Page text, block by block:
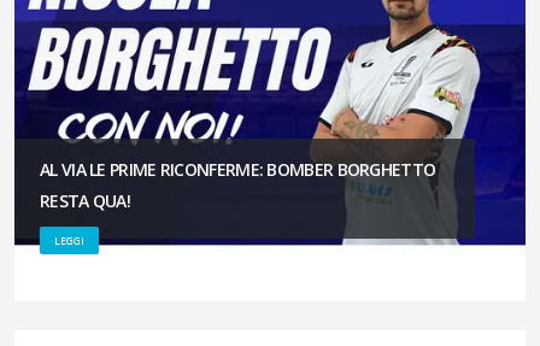
AL VIA LE PRIME RICONFERME: BOMBER BORGHETTO
RESTA QUA!
LEGGI